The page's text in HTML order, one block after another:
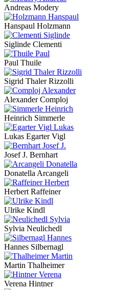
Andreas Modery
Hanspaul Holzmann
Siglinde Clementi
Paul Thuile
Sigrid Thaler Rizzolli
Alexander Comploj
Heinrich Simmerle
Lukas Egarter Vigl
Josef J. Bernhart
Donatella Arcangeli
Herbert Raffeiner
Ulrike Kindl
Sylvia Neulichedl
Hannes Silbernagl
Martin Thalheimer
Verena Hintner